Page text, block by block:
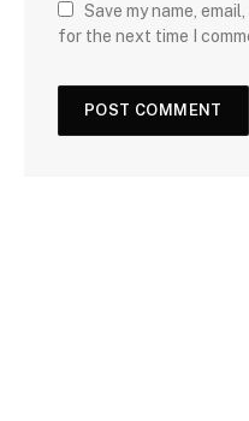
Save my name,
for the next time I